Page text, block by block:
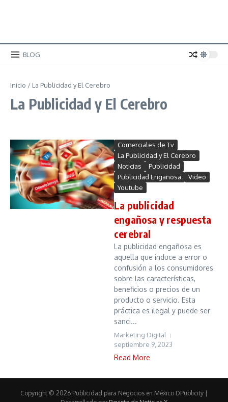
BLOG
Inicio / La Publicidad y El Cerebro
La Publicidad y El Cerebro
Comerciales de Tv
La Publicidad y El Cerebro
Noticias
Publicidad
Publicidad Engañosa
Video
Youtube
La publicidad
engañosa y respuesta
cerebral
La publicidad engañosa es
aquella que induce a error o
confusión a los consumidores
sobre las características,
beneficios o precios de un
producto o servicio. Esta
práctica es ilegal y puede ser
sanci...
Marketing Digital
septiembre 9, 2023
Read More
Copyright © 2026 Publicidad para Negocios en México DPublicity |